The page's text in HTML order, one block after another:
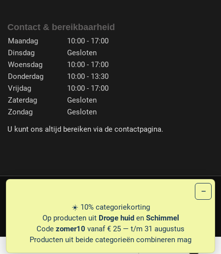
0
Contact & bereikbaarheid
Maandag
10:00 - 17:00
Dinsdag
Gesloten
Woensdag
10:00 - 17:00
Donderdag
10:00 - 13:30
Vrijdag
10:00 - 17:00
Zaterdag
Gesloten
Zondag
Gesloten
U kunt ons altijd bereiken via de contactpagina.
PRIVACYDISCLAIMERLEVERINGSVOORWAARDEN
−
☀️ 10% categoriekorting
Op producten uit Droge huiden Schimmel
Code zomer10 vanaf € 25 — t/m 31 augustus
Producten uit beide categorieën combineren mag